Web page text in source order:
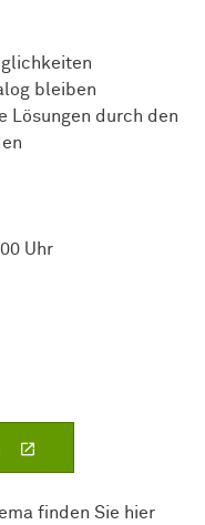
bleiben
Lösungen durch den
Uhr
finden Sie hier